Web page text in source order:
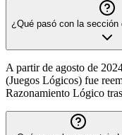
¿Qué pasó con la sección
A partir de agosto de
(Juegos Lógicos) fue
Razonamiento Lógico